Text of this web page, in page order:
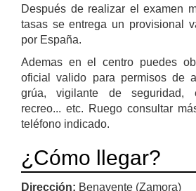
Después de realizar el examen
tasas se entrega un provisional
por España.
Ademas en el centro puedes
oficial valido para permisos de
grúa, vigilante de seguridad,
recreo... etc. Ruego consultar
teléfono indicado.
¿Cómo llegar?
Dirección: Benavente (Zamora)